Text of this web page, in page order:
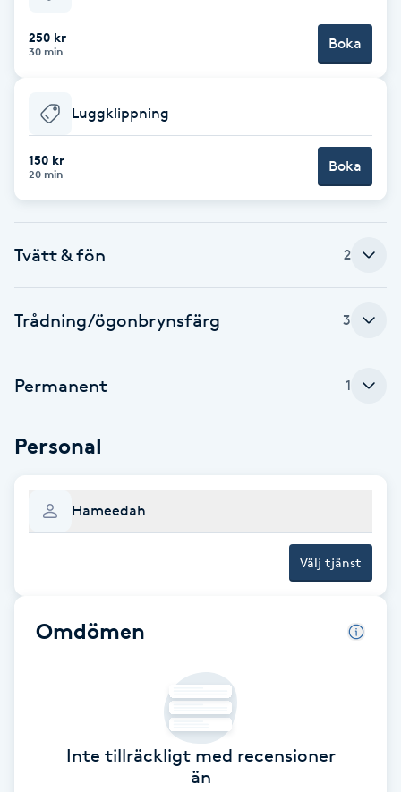
Babylights
Balayage
Bambumassage
Barber
Blowout
Bottenfärg
Brynplockning
Color correction
250 kr
30 min Boka
Luggklippning
150 kr
20 min Boka
Tvätt & fön 2
Trådning/ögonbrynsfärg 3
Permanent 1
Personal
Hameedah
Välj tjänst
Omdömen
Inte tillräckligt med recensioner
än